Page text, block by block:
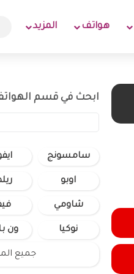
هواتف المزيد
ابحث في قسم
سامسونج
اوبو
شاومي
نوكيا ون
جميع